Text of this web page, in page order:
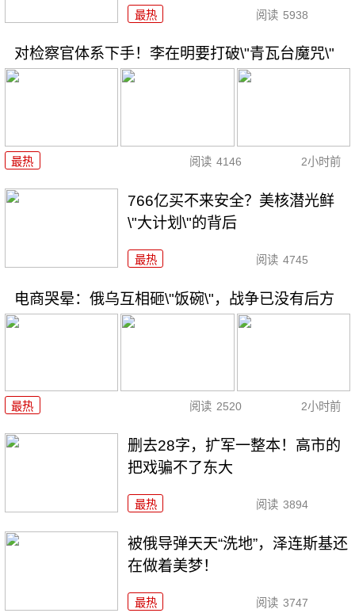
最热 阅读 5938
对检察官体系下手！李在明要打破\"青瓦台魔咒\"
最热 阅读 4146 2小时前
766亿买不来安全？美核潜光鲜
\"大计划\"的背后
最热 阅读 4745
电商哭晕：俄乌互相砸\"饭碗\"，战争已没有后方
最热 阅读 2520 2小时前
删去28字，扩军一整本！高市的
把戏骗不了东大
最热 阅读 3894
被俄导弹天天“洗地”，泽连斯基还
在做着美梦！
最热 阅读 3747